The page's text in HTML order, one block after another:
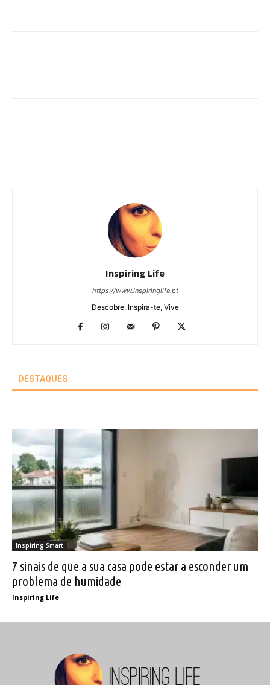
Inspiring Life
https://www.inspiringlife.pt
Descobre, Inspira-te, Vive
DESTAQUES
Inspiring Smart
7 sinais de que a sua casa pode estar a esconder um
problema de humidade
Inspiring Life